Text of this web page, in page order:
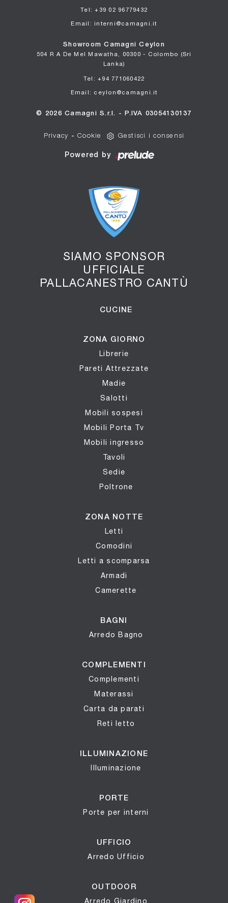
SIAMO SPONSOR
UFFICIALE
PALLACANESTRO CANTÙ
CUCINE
ZONA GIORNO
Librerie
Pareti Attrezzate
Madie
Salotti
Mobili sospesi
Mobili Porta Tv
Mobili ingresso
Tavoli
Sedie
Poltrone
ZONA NOTTE
Letti
Comodini
Letti a scomparsa
Armadi
Camerette
BAGNI
Arredo Bagno
COMPLEMENTI
Complementi
Materassi
Carta da parati
Reti letto
ILLUMINAZIONE
Illuminazione
PORTE
Porte per interni
UFFICIO
Arredo Ufficio
OUTDOOR
Arredo Giardino
Tel: +39 02 96779432
Email: interni@camagni.it
Showroom Camagni Ceylon
504 R A De Mel Mawatha, 00300 - Colombo (Sri
Lanka)
Tel: +94 771060422
Email: ceylon@camagni.it
© 2026 Camagni S.r.l. - P.IVA 03054130137
Privacy -Cookie Gestisci i consensi
Powered by